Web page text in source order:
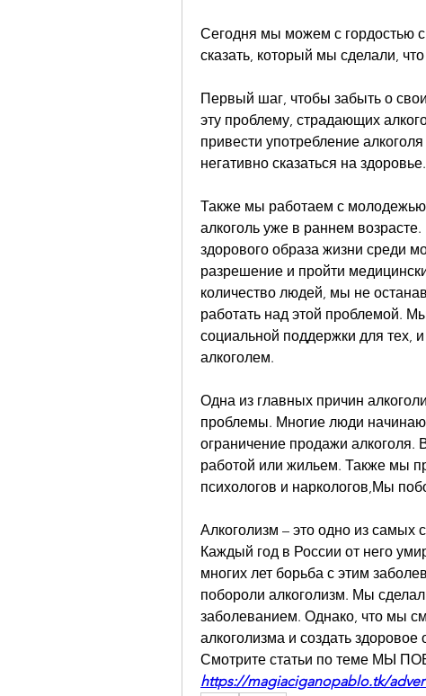
Сегодня мы можем с гордостью
сказать, который мы сделали,
Первый шаг, чтобы забыть о
эту проблему, страдающих
привести употребление
негативно сказаться на здоровье.
Также мы работаем с
алкоголь уже в раннем
здорового образа жизни среди
разрешение и пройти
количество людей, мы не
работать над этой проблемой.
социальной поддержки для тех,
алкоголем.
Одна из главных причин
проблемы. Многие люди
ограничение продажи алкоголя.
работой или жильем. Также мы
психологов и наркологов,Мы
Алкоголизм – это одно из самых
Каждый год в России от него
многих лет борьба с этим
побороли алкоголизм. Мы
заболеванием. Однако, что мы
алкоголизма и создать
Смотрите статьи по теме МЫ
https://magiaciganopablo.tk/